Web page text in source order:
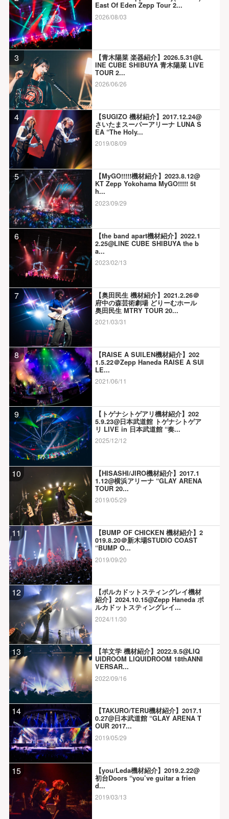
East Of Eden Zepp Tour 2...
2026/08/03
3
【青木陽菜 楽器紹介】2026.5.31@L
INE CUBE SHIBUYA 青木陽菜 LIVE
TOUR 2...
2026/06/26
4
【SUGIZO 機材紹介】2017.12.24@
さいたまスーパーアリーナ LUNA S
EA “The Holy...
2019/08/09
5
【MyGO!!!!!機材紹介】2023.8.12@
KT Zepp Yokohama MyGO!!!!! 5t
h...
2023/09/29
6
【the band apart機材紹介】2022.1
2.25@LINE CUBE SHIBUYA the b
a...
2023/02/13
7
【奥田民生 機材紹介】2021.2.26＠
府中の森芸術劇場 どりーむホール
奥田民生 MTRY TOUR 20...
2021/03/31
8
【RAISE A SUILEN機材紹介】202
1.5.22＠Zepp Haneda RAISE A SUI
LE...
2021/06/11
9
【トゲナシトゲアリ機材紹介】202
5.9.23@日本武道館 トゲナシトゲア
リ LIVE in 日本武道館 “奏...
2025/12/12
10
【HISASHI/JIRO機材紹介】2017.1
1.12@横浜アリーナ “GLAY ARENA
TOUR 20...
2019/05/29
11
【BUMP OF CHICKEN 機材紹介】2
019.8.20＠新木場STUDIO COAST
“BUMP O...
2019/09/20
12
【ポルカドットスティングレイ機材
紹介】2024.10.15@Zepp Haneda ポ
ルカドットスティングレイ...
2024/11/30
13
【羊文学 機材紹介】2022.9.5@LIQ
UIDROOM LIQUIDROOM 18thANNI
VERSAR...
2022/09/16
14
【TAKURO/TERU機材紹介】2017.1
0.27@日本武道館 “GLAY ARENA T
OUR 2017...
2019/05/29
15
【you/Leda機材紹介】2019.2.22@
初台Doors “you’ve guitar a frien
d...
2019/03/13